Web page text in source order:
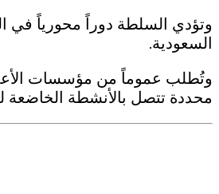
وتؤدي السلطة دوراً محورياً في
السعودية.
محددة تتصل بالأنشطة الخاضعة